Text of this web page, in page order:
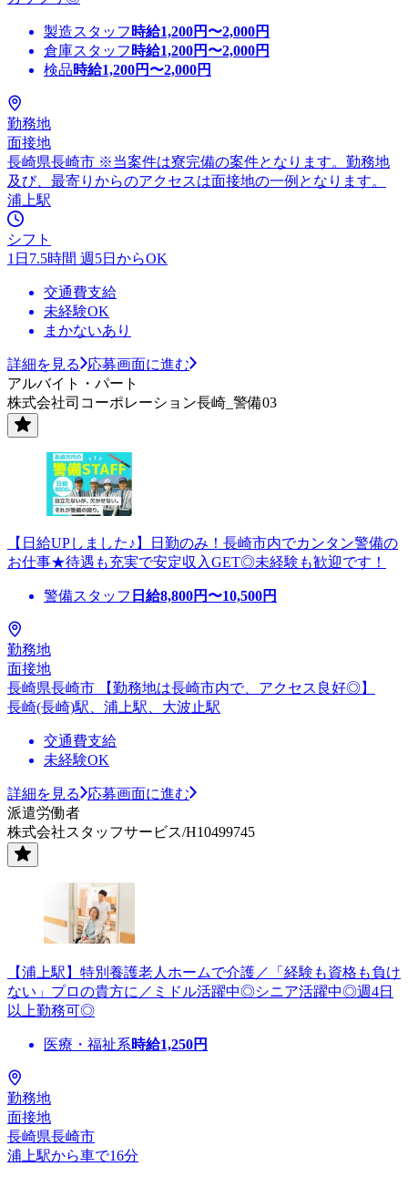
製造スタッフ 時給1,200円〜2,000円
倉庫スタッフ 時給1,200円〜2,000円
検品時給1,200円〜2,000円
勤務地
面接地
長崎県長崎市 ※当案件は寮完備の案件となります。勤務地
及び、最寄りからのアクセスは面接地の一例となります。
浦上駅
シフト
1日7.5時間 週5日からOK
交通費支給
未経験OK
まかないあり
詳細を見る
応募画面に進む
アルバイト・パート
株式会社司コーポレーション長崎_警備03
【日給UPしました♪】日勤のみ！長崎市内でカンタン警備の
お仕事★待遇も充実で安定収入GET◎未経験も歓迎です！
警備スタッフ 日給8,800円〜10,500円
勤務地
面接地
長崎県長崎市 【勤務地は長崎市内で、アクセス良好◎】
長崎(長崎)駅、浦上駅、大波止駅
交通費支給
未経験OK
詳細を見る
応募画面に進む
派遣労働者
株式会社スタッフサービス/H10499745
【浦上駅】特別養護老人ホームで介護／「経験も資格も負け
ない」プロの貴方に／ミドル活躍中◎シニア活躍中◎週4日
以上勤務可◎
医療・福祉系時給1,250円
勤務地
面接地
長崎県長崎市
浦上駅から車で16分